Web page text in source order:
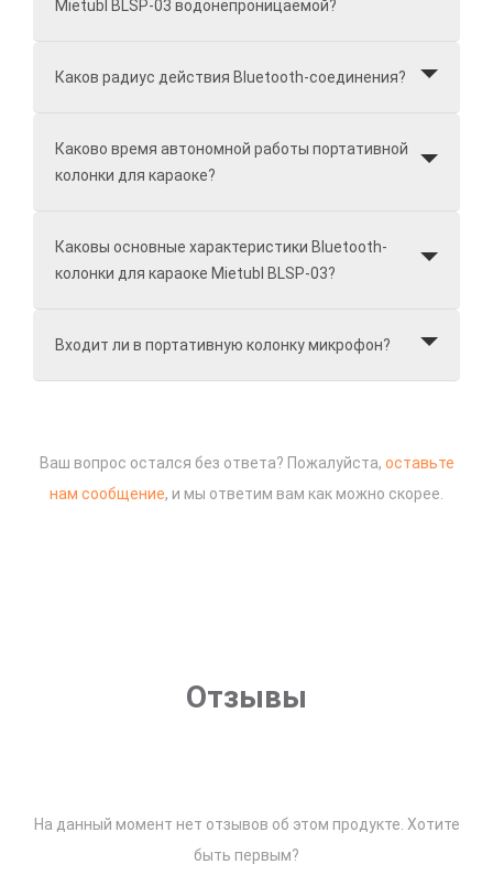
Mietubl BLSP-03 водонепроницаемой?
Каков радиус действия Bluetooth-соединения?
Каково время автономной работы портативной
колонки для караоке?
Каковы основные характеристики Bluetooth-
колонки для караоке Mietubl BLSP-03?
Входит ли в портативную колонку микрофон?
Ваш вопрос остался без ответа? Пожалуйста, оставьте
нам сообщение, и мы ответим вам как можно скорее.
Отзывы
На данный момент нет отзывов об этом продукте. Хотите
быть первым?